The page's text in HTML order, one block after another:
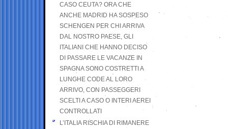
CASO CEUTA? ORA CHE
ANCHE MADRID HA SOSPESO
SCHENGEN PER CHI ARRIVA
DAL NOSTRO PAESE, GLI
ITALIANI CHE HANNO DECISO
DI PASSARE LE VACANZE IN
SPAGNA SONO COSTRETTI A
LUNGHE CODE AL LORO
ARRIVO, CON PASSEGGERI
SCELTI A CASO O INTERI AEREI
CONTROLLATI
L’ITALIA RISCHIA DI RIMANERE